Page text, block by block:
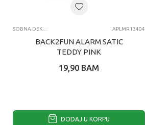
APLMR13404
BACK2FUN ALARM SATIC
TEDDY PINK
19,90 BAM
DODAJ U KORPU